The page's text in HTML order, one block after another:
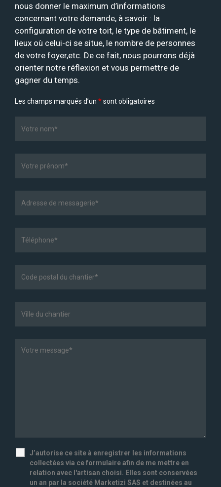
nous donner le maximum d’informations
concernant votre demande, à savoir : la
configuration de votre toit, le type de bâtiment, le
lieux où celui-ci se situe, le nombre de personnes
de votre foyer,etc. De ce fait, nous pourrons déjà
orienter notre réflexion et vous permettre de
gagner du temps.
Les champs marqués d’un *sont obligatoires
J’autorise ce site à enregistrer les informations
collectées via ce formulaire afin de me mettre en
relation avec l'artisan choisi. Elles sont conservées
un an par la société Marketizi SAS et destinées au